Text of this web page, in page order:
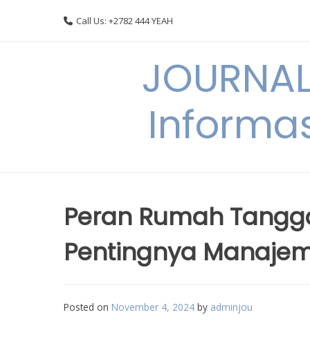
Call Us: +2782 444 YEAH
Peran Rumah
Pentingnya
Posted on November 4, 2024 by adminjou